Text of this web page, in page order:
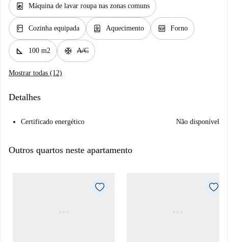
local_laundry_service Máquina de lavar roupa nas zonas comuns
kitchen Cozinha equipada water_heater Aquecimento oven_gen Forno
square_foot 100 m2 ac_unit A/C
Mostrar todas (12)
Detalhes
Certificado energético Não disponível
Outros quartos neste apartamento